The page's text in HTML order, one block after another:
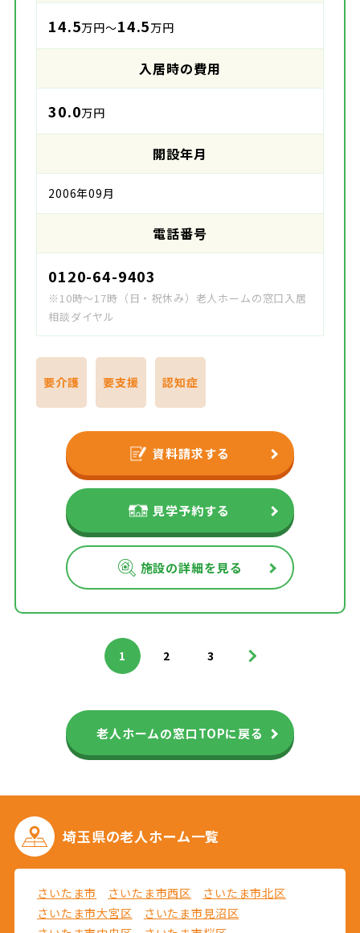
14.5万円～14.5万円
入居時の費用
30.0万円
開設年月
2006年09月
電話番号
0120-64-9403
※10時～17時（日・祝休み）老人ホームの窓口入居
相談ダイヤル
要介護 要支援 認知症
資料請求する
見学予約する
施設の詳細を見る
1 2 3
老人ホームの窓口TOPに戻る
埼玉県の老人ホーム一覧
さいたま市 さいたま市西区
さいたま市北区
さいたま市大宮区
さいたま市見沼区